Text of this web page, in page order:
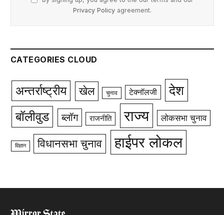
Privacy Policy agreement.
CATEGORIES CLOUD
अन्तर्राष्ट्रीय खेल चुनाव टेक्नॉलजी देश
बॉलीवुड ब्लॉग राजनीति राज्य लोकसभा चुनाव
विज्ञान विधानसभा चुनाव हाईपर लोकल